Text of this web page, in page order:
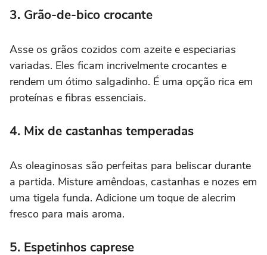
3. Grão-de-bico crocante
Asse os grãos cozidos com azeite e especiarias
variadas. Eles ficam incrivelmente crocantes e
rendem um ótimo salgadinho. É uma opção rica em
proteínas e fibras essenciais.
4. Mix de castanhas temperadas
As oleaginosas são perfeitas para beliscar durante
a partida. Misture amêndoas, castanhas e nozes em
uma tigela funda. Adicione um toque de alecrim
fresco para mais aroma.
5. Espetinhos caprese